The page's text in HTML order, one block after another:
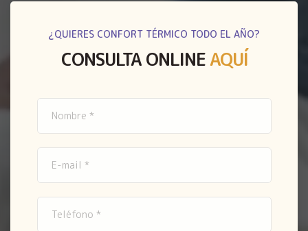
¿QUIERES CONFORT TÉRMICO TODO EL AÑO?
CONSULTA ONLINEAQUÍ